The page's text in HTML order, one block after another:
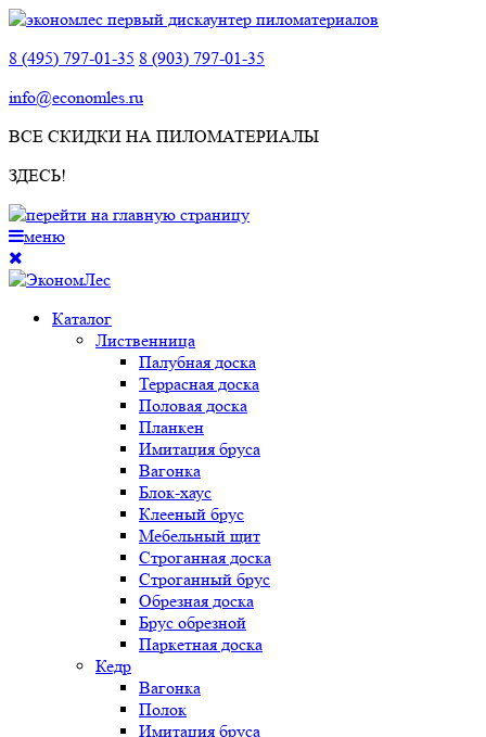
8 (495) 797-01-35 8 (903) 797-01-35
info@economles.ru
ВСЕ СКИДКИ НА ПИЛОМАТЕРИАЛЫ
ЗДЕСЬ!
меню
Каталог
Лиственница
Палубная доска
Террасная доска
Половая доска
Планкен
Имитация бруса
Вагонка
Блок-хаус
Клееный брус
Мебельный щит
Строганная доска
Строганный брус
Обрезная доска
Брус обрезной
Паркетная доска
Кедр
Вагонка
Полок
Имитация бруса